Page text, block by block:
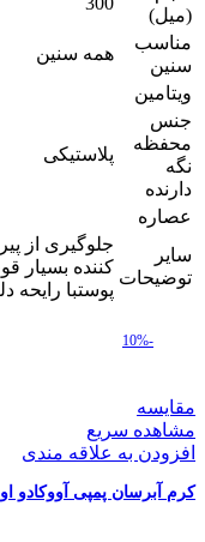
(میل)
مناسب
سنین
همه سنین
ویتامین
جنس
محفظه
نگه
دارنده
پلاستیکی
عصاره
سایر
توضیحات
جلوگیری از
کننده بسیار
پوستبا رایحه
-10%
مقایسه
مشاهده سریع
افزودن به علاقه مندی
کرم آبرسان پمپی آووکادو اوری